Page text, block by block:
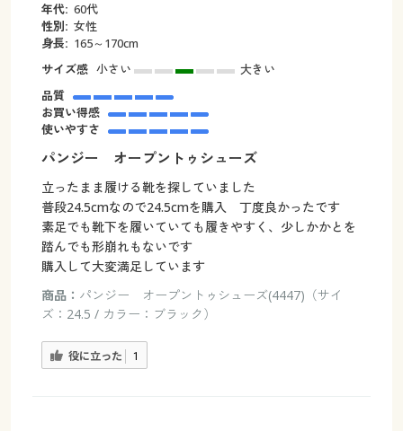
年代: 60代
性別: 女性
身長: 165～170cm
サイズ感 小さい
大きい
品質
お買い得感
使いやすさ
パンジー オープントゥシューズ
立ったまま履ける靴を探していました
普段24.5cmなので24.5cmを購入 丁度良かったです
素足でも靴下を履いていても履きやすく、少しかかとを
踏んでも形崩れもないです
購入して大変満足しています
商品： パンジー オープントゥシューズ(4447)（サイ
ズ：24.5 / カラー：ブラック）
役に立った 1